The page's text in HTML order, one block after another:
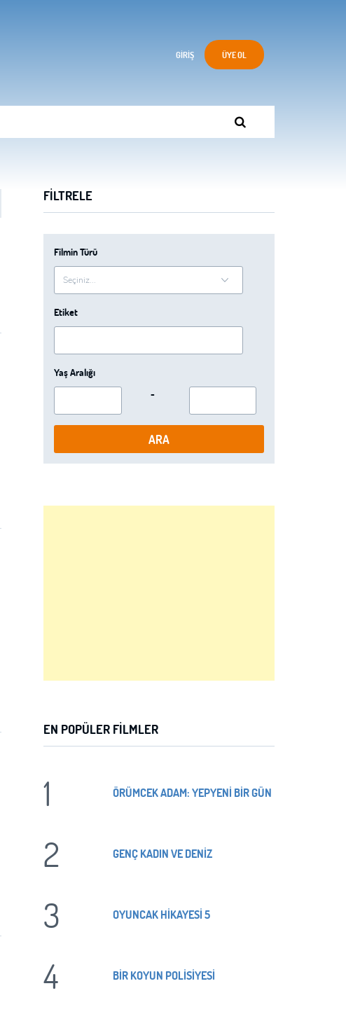
GIRIŞ ÜYE OL
FILTRELE
Filmin Türü
Etiket
Yaş Aralığı
-
EN POPÜLER FILMLER
1 ÖRÜMCEK ADAM: YEPYENİ BİR GÜN
2 GENÇ KADIN VE DENİZ
3 OYUNCAK HİKAYESİ 5
4 BİR KOYUN POLİSİYESİ